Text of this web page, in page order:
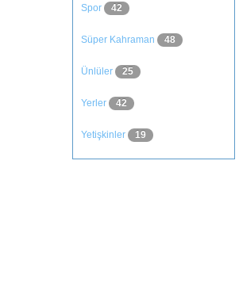
Spor 42
Süper Kahraman 48
Ünlüler 25
Yerler 42
Yetişkinler 19